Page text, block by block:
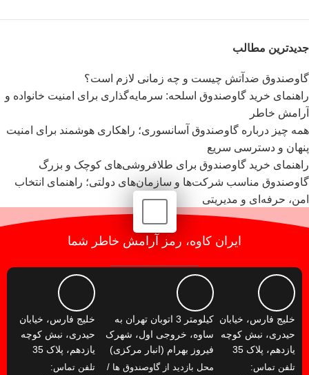
جدیدترین مطالب
گاوصندوق ضدآتش چیست و چه زمانی لازم است؟
راهنمای خرید گاوصندوق اسلحه: سرمایه‌گذاری برای امنیت خانواده و
آرامش خاطر
همه چیز درباره گاوصندوق آسانسوری؛ راهکاری هوشمند برای امنیت
پنهان و دسترسی سریع
راهنمای خرید گاوصندوق برای طلافروشی‌های کوچک و بزرگ
گاوصندوق مناسب شرکت‌ها و سازمان‌های دولتی؛ راهنمای انتخاب
امن، حرفه‌ای و مدیریتی
ایران کاوه، رمز آرامش خاطر شما
خلیج فارس، خیابان
حیدری، نبش کوچه
یازدهم، پلاک 35
تلفن تماس:
کیلومتر 3 اتوبان تهران به
ساوه، خروجی اول، شهرک
فیروز بهرام (انبار مرکزی)
محل بازدید از گاوصندوق ها /
خلیج فارس، خیابان
حیدری، نبش کوچه
یازدهم، پلاک 35
تلفن تماس: